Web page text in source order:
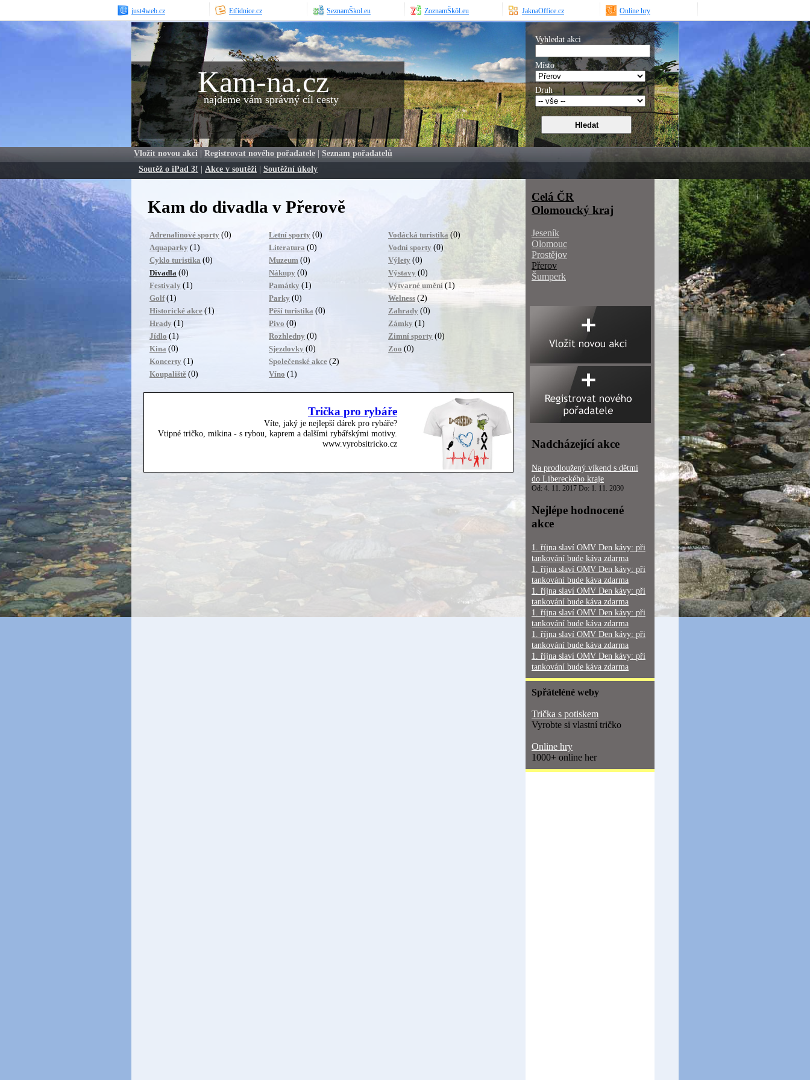
just4web.cz Etřídnice.cz SeznamŠkol.eu ZoznamŠkôl.eu JaknaOffice.cz Online hry
Kam-na.cz
najdeme vám správný cíl cesty
Vyhledat akci
Místo
Druh
Vložit novou akci | Registrovat nového pořadatele | Seznam pořadatelů
Soutěž o iPad 3! | Akce v soutěži | Soutěžní úkoly
Kam do divadla v Přerově
Adrenalinové sporty (0)
Aquaparky (1)
Cyklo turistika (0)
Divadla (0)
Festivaly (1)
Golf (1)
Historické akce (1)
Hrady (1)
Jídlo (1)
Kina (0)
Koncerty (1)
Koupaliště (0)
Letní sporty (0)
Literatura (0)
Muzeum (0)
Nákupy (0)
Památky (1)
Parky (0)
Pěší turistika (0)
Pivo (0)
Rozhledny (0)
Sjezdovky (0)
Společenské akce (2)
Víno (1)
Vodácká turistika (0)
Vodní sporty (0)
Výlety (0)
Výstavy (0)
Výtvarné umění (1)
Welness (2)
Zahrady (0)
Zámky (1)
Zimní sporty (0)
Zoo (0)
Trička pro rybáře
Víte, jaký je nejlepší dárek pro rybáře?
Vtipné tričko, mikina - s rybou, kaprem a dalšími rybářskými motivy.
www.vyrobsitricko.cz
Celá ČR
Olomoucký kraj
Jeseník
Olomouc
Prostějov
Přerov
Šumperk
Nadcházející akce
Na prodloužený víkend s dětmi
do Libereckého kraje
Od: 4. 11. 2017 Do: 1. 11. 2030
Nejlépe hodnocené
akce
1. října slaví OMV Den kávy: při
tankování bude káva zdarma
1. října slaví OMV Den kávy: při
tankování bude káva zdarma
1. října slaví OMV Den kávy: při
tankování bude káva zdarma
1. října slaví OMV Den kávy: při
tankování bude káva zdarma
1. října slaví OMV Den kávy: při
tankování bude káva zdarma
1. října slaví OMV Den kávy: při
tankování bude káva zdarma
Spřáteléné weby
Trička s potiskem
Vyrobte si vlastní tričko
Online hry
1000+ online her